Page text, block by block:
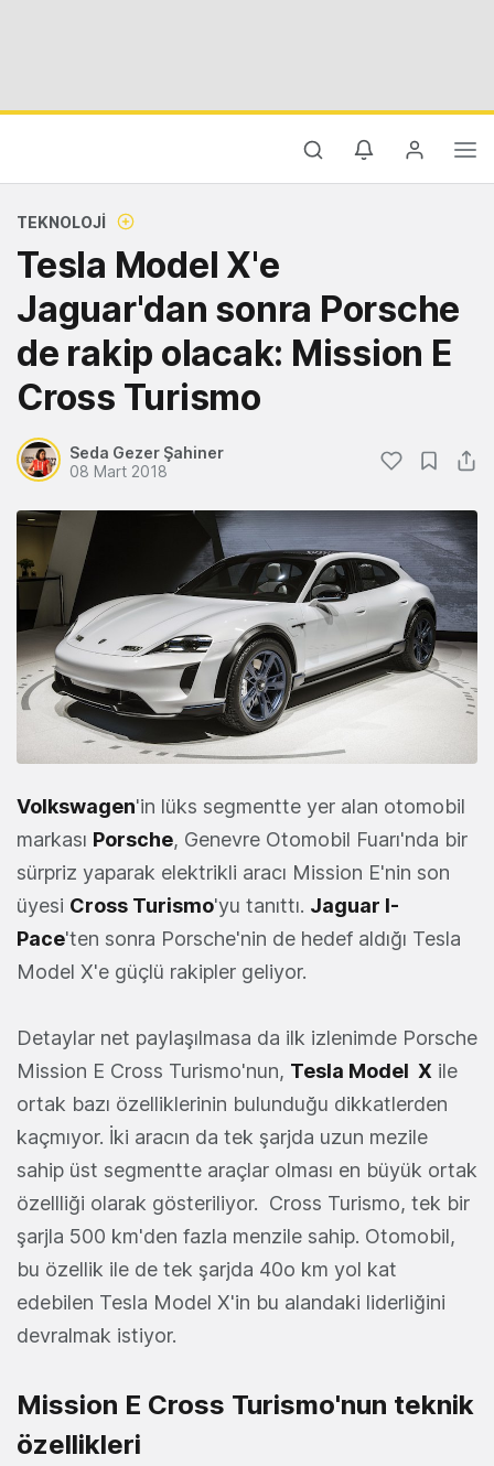
TEKNOLOJI
Tesla Model X'e
Jaguar'dan sonra Porsche
de rakip olacak: Mission E
Cross Turismo
Seda Gezer Şahiner
08 Mart 2018
Volkswagen'in lüks segmentte yer alan otomobil
markası Porsche, Genevre Otomobil Fuarı'nda bir
sürpriz yaparak elektrikli aracı Mission E'nin son
üyesi Cross Turismo'yu tanıttı. Jaguar I-
Pace'ten sonra Porsche'nin de hedef aldığı Tesla
Model X'e güçlü rakipler geliyor.
Detaylar net paylaşılmasa da ilk izlenimde Porsche
Mission E Cross Turismo'nun, Tesla Model X ile
ortak bazı özelliklerinin bulunduğu dikkatlerden
kaçmıyor. İki aracın da tek şarjda uzun mezile
sahip üst segmentte araçlar olması en büyük ortak
özellliği olarak gösteriliyor. Cross Turismo, tek bir
şarjla 500 km'den fazla menzile sahip. Otomobil,
bu özellik ile de tek şarjda 40o km yol kat
edebilen Tesla Model X'in bu alandaki liderliğini
devralmak istiyor.
Mission E Cross Turismo'nun teknik
özellikleri